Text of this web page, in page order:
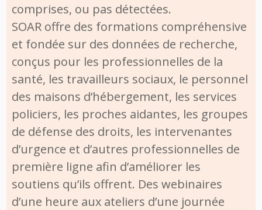
comprises, ou pas détectées.
SOAR offre des formations compréhensive
et fondée sur des données de recherche,
conçus pour les professionnelles de la
santé, les travailleurs sociaux, le personnel
des maisons d’hébergement, les services
policiers, les proches aidantes, les groupes
de défense des droits, les intervenantes
d’urgence et d’autres professionnelles de
première ligne afin d’améliorer les
soutiens qu’ils offrent. Des webinaires
d’une heure aux ateliers d’une journée